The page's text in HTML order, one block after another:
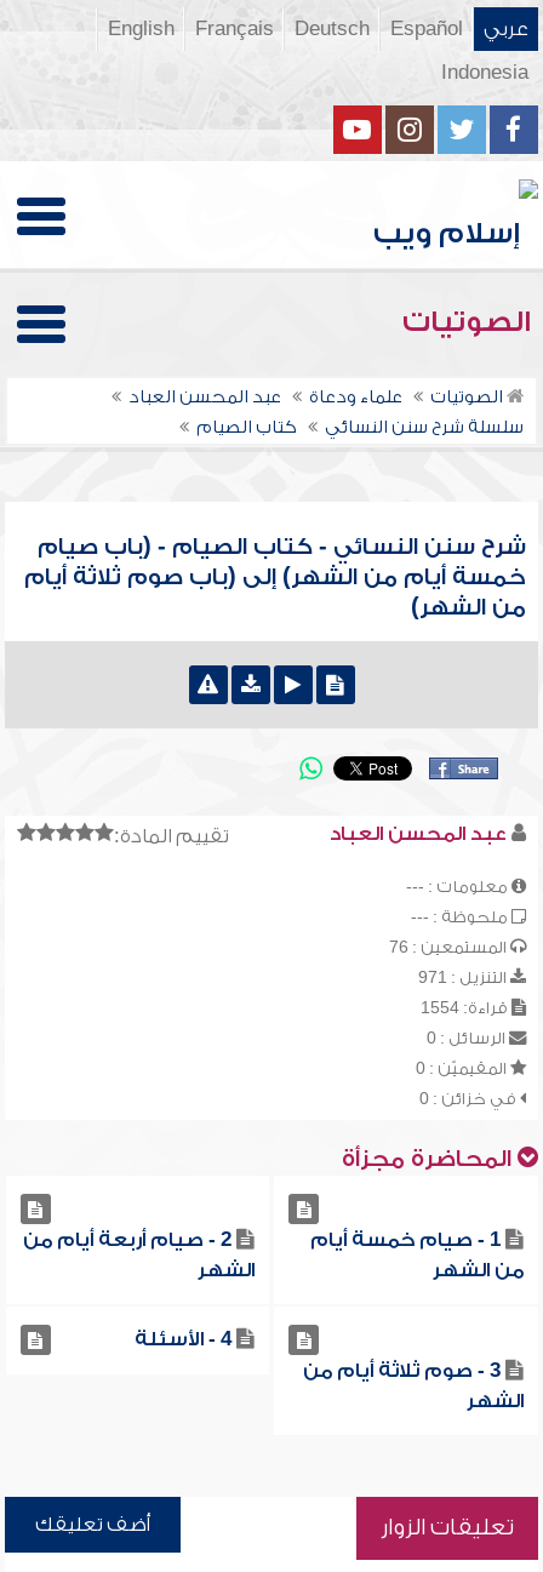
عربي Español
Deutsch
Français
English
Indonesia
الصوتيات
الصوتيات علماء ودعاة
عبد المحسن العباد
سلسلة شرح سنن النسائي
كتاب الصيام
شرح سنن النسائي - كتاب الصيام - (باب صيام
خمسة أيام من الشهر) إلى (باب صوم ثلاثة أيام
من الشهر)
تقييم المادة: عبد المحسن العباد
معلومات : ---
ملحوظة : ---
المستمعين : 76
التنزيل : 971
قراءة: 1554
الرسائل : 0
المقيميّن : 0
في خزائن : 0
المحاضرة مجزأة
1 - صيام خمسة أيام
من الشهر
2 - صيام أربعة أيام من
الشهر
3 - صوم ثلاثة أيام من
الشهر
4 - الأسئلة
تعليقات الزوار أضف تعليقك